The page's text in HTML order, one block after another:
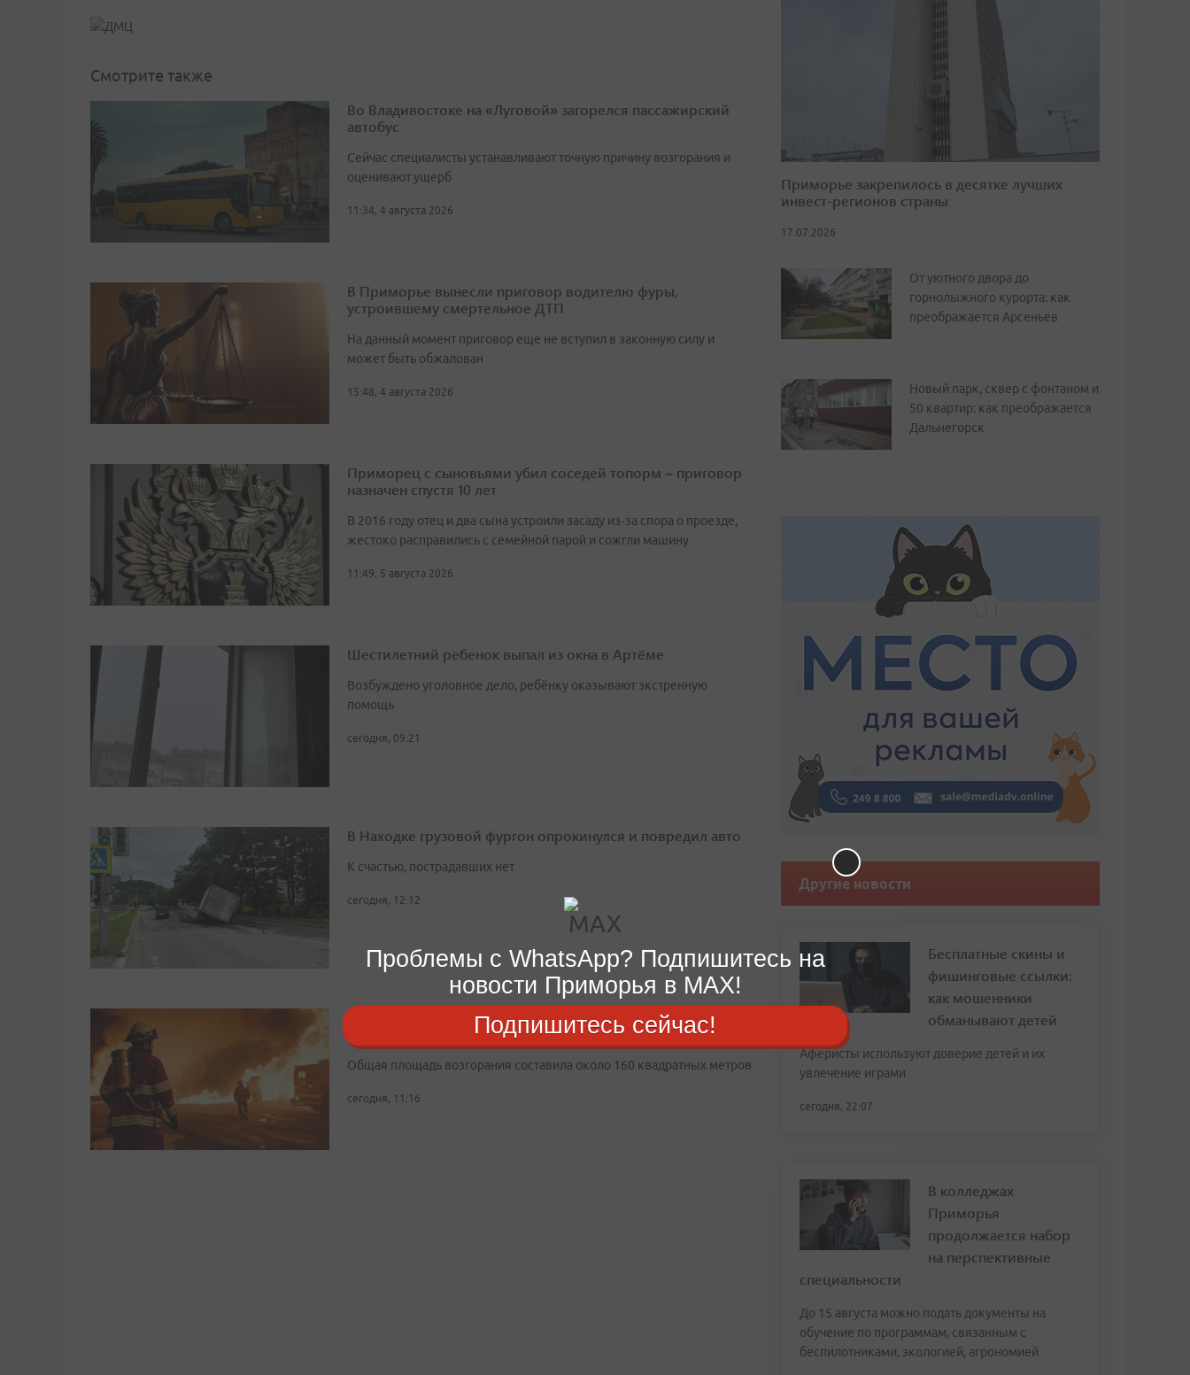
Смотрите также
Во Владивостоке на «Луговой» загорелся пассажирский
автобус
Сейчас специалисты устанавливают точную причину возгорания и
оценивают ущерб
11:34, 4 августа 2026
В Приморье вынесли приговор водителю фуры,
устроившему смертельное ДТП
На данный момент приговор еще не вступил в законную силу и
может быть обжалован
15:48, 4 августа 2026
Приморец с сыновьями убил соседей топорм – приговор
назначен спустя 10 лет
В 2016 году отец и два сына устроили засаду из‑за спора о проезде,
жестоко расправились с семейной парой и сожгли машину
11:49, 5 августа 2026
Шестилетний ребенок выпал из окна в Артёме
Возбуждено уголовное дело, ребёнку оказывают экстренную
помощь
сегодня, 09:21
В Находке грузовой фургон опрокинулся и повредил авто
К счастью, пострадавших нет
сегодня, 12:12
В Большом Камне огнеборцы МЧС потушили пожар в
заброшенном здании
Общая площадь возгорания составила около 160 квадратных метров
сегодня, 11:16
Приморье закрепилось в десятке лучших
инвест-регионов страны
17.07.2026
От уютного двора до
горнолыжного курорта: как
преображается Арсеньев
Новый парк, сквер с фонтаном и
50 квартир: как преображается
Дальнегорск
Другие новости
Бесплатные скины и
фишинговые ссылки:
как мошенники
обманывают детей
Аферисты используют доверие детей и их
увлечение играми
сегодня, 22:07
В колледжах
Приморья
продолжается набор
на перспективные
специальности
До 15 августа можно подать документы на
обучение по программам, связанным с
беспилотниками, экологией, агрономией
Проблемы с WhatsApp? Подпишитесь на
новости Приморья в MAX!
Подпишитесь сейчас!